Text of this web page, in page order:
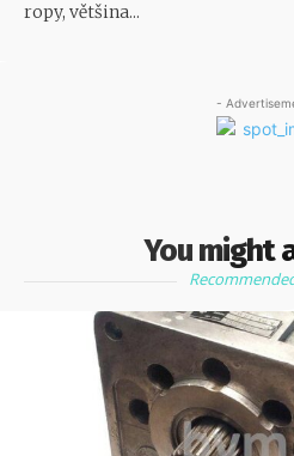
ropy, většina...
-
You might